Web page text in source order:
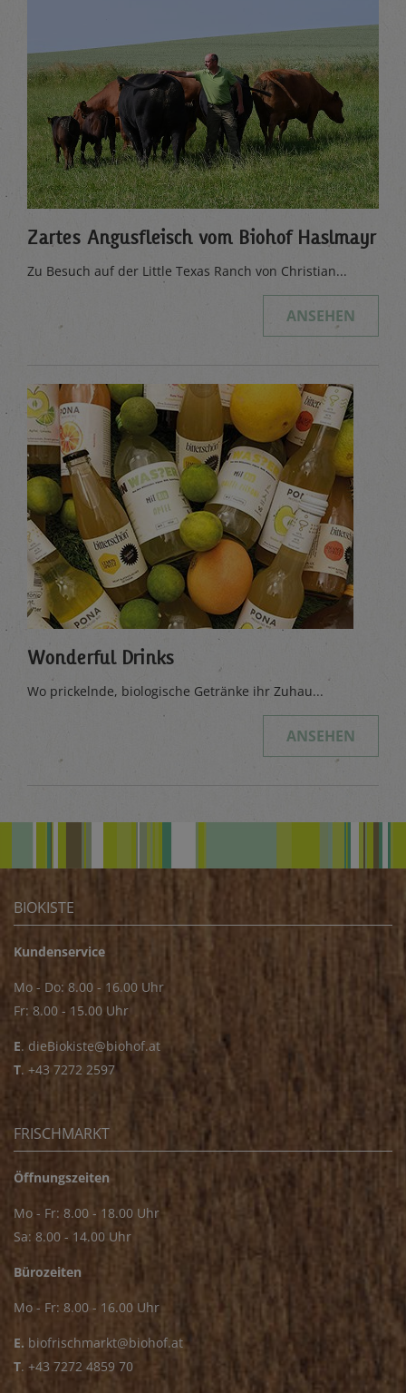
Zartes Angusfleisch vom Biohof Haslmayr
Zu Besuch auf der Little Texas Ranch von Christian...
ANSEHEN
Wonderful Drinks
Wo prickelnde, biologische Getränke ihr Zuhau...
ANSEHEN
BIOKISTE
Kundenservice
Mo - Do: 8.00 - 16.00 Uhr
Fr: 8.00 - 15.00 Uhr
E. dieBiokiste@biohof.at
T. +43 7272 2597
FRISCHMARKT
Öffnungszeiten
Mo - Fr: 8.00 - 18.00 Uhr
Sa: 8.00 - 14.00 Uhr
Bürozeiten
Mo - Fr: 8.00 - 16.00 Uhr
E. biofrischmarkt@biohof.at
T. +43 7272 4859 70